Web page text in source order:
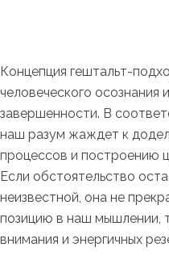
Концепция гештальт-
человеческого осознания
завершенности. В
наш разум жаждет к
процессов и построению
Если обстоятельство
неизвестной, она не
позицию в наш мышлении,
внимания и энергичных